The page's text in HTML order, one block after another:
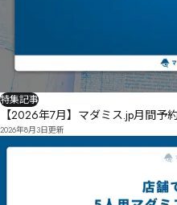
特集記事
【2026年7月】マダミス.jp月間予
2026年8月3日更新